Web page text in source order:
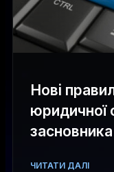
Нові
юридичної
ЧИТАТИ ДАЛІ